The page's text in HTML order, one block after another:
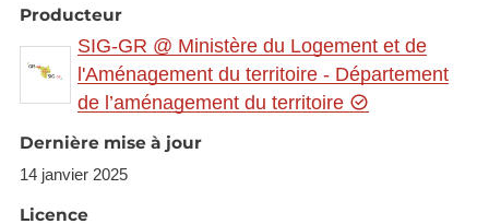
=basemap_2015_global
Link to Geocatalog:https://geocatalogue.gis-
gr.eu/geonetwork/srv/eng/catalog.search#/metadat
a/55f0246a-0db9-401e-9fcd-d7c980e961da
This dataset is published in the view service (WMS)
available at:
Producteur
SIG-GR @ Ministère du Logement et de
l'Aménagement du territoire - Département
de l’aménagement du territoire
Dernière mise à jour
14 janvier 2025
Licence